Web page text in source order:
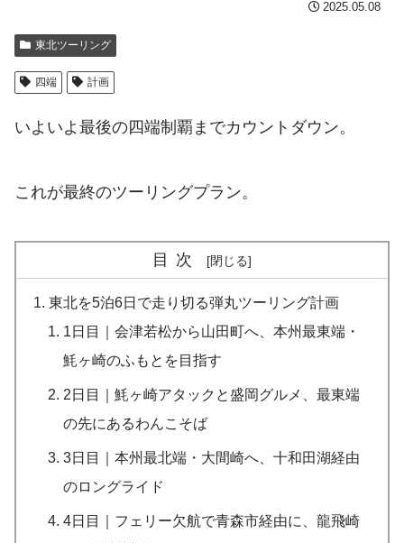
2025.05.08
東北ツーリング
四端 計画
いよいよ最後の四端制覇までカウントダウン。
これが最終のツーリングプラン。
目次
東北を5泊6日で走り切る弾丸ツーリング計画
1日目｜会津若松から山田町へ、本州最東端・
魹ヶ崎のふもとを目指す
2日目｜魹ヶ崎アタックと盛岡グルメ、最東端
の先にあるわんこそば
3日目｜本州最北端・大間崎へ、十和田湖経由
のロングライド
4日目｜フェリー欠航で青森市経由に、龍飛崎